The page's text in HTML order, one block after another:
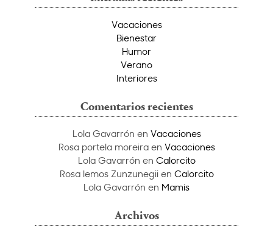
Vacaciones
Bienestar
Humor
Verano
Interiores
Comentarios recientes
Lola Gavarrón en Vacaciones
Rosa portela moreiraen Vacaciones
Lola Gavarrón en Calorcito
Rosa lemos Zunzunegiien Calorcito
Lola Gavarrón en Mamis
Archivos